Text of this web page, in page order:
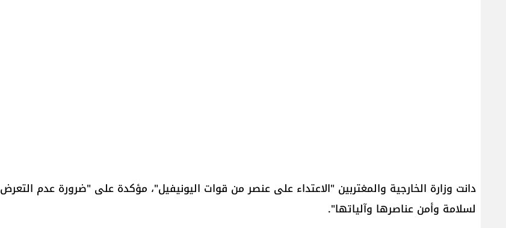
دانت ​وزارة الخارجية​ والمغتربين "الاعتداء على عنصر من قوات ​اليونيفيل​"، مؤكدة على "ضرورة عدم التعرض
لسلامة وأمن عناصرها وآلياتها".